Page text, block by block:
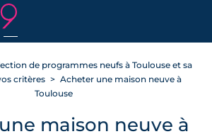
de programmes neufs à Toulouse et sa
critères
Acheter une maison neuve à
Toulouse
maison neuve à